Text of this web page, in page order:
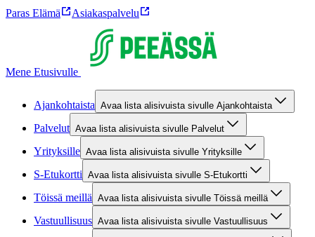
Paras Elämä Asiakaspalvelu
Mene Etusivulle
Ajankohtaista Avaa lista alisivuista sivulle Ajankohtaista
Palvelut Avaa lista alisivuista sivulle Palvelut
Yrityksille Avaa lista alisivuista sivulle Yrityksille
S-Etukortti Avaa lista alisivuista sivulle S-Etukortti
Töissä meillä Avaa lista alisivuista sivulle Töissä meillä
Vastuullisuus Avaa lista alisivuista sivulle Vastuullisuus